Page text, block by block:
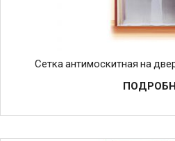
Сетка антимоскитная на